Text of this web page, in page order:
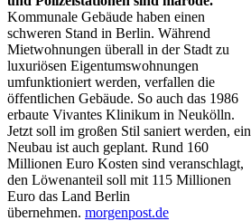
Kommunale Gebäude haben einen
schweren Stand in Berlin. Während
Mietwohnungen überall in der Stadt zu
luxuriösen Eigentumswohnungen
umfunktioniert werden, verfallen die
öffentlichen Gebäude. So auch das 1986
erbaute Vivantes Klinikum in Neukölln.
Jetzt soll im großen Stil saniert werden, ein
Neubau ist auch geplant. Rund 160
Millionen Euro Kosten sind veranschlagt,
den Löwenanteil soll mit 115 Millionen
Euro das Land Berlin
übernehmen. morgenpost.de